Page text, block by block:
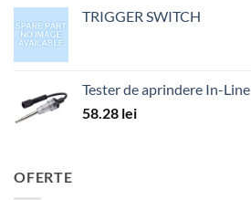
TRIGGER SWITCH
Tester de aprindere In-Line
58.28 lei
OFERTE